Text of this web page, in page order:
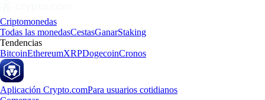
Criptomonedas
Todas las monedasCestasGanarStaking
Tendencias
BitcoinEthereumXRPDogecoinCronos
Aplicación Crypto.comPara usuarios cotidianos